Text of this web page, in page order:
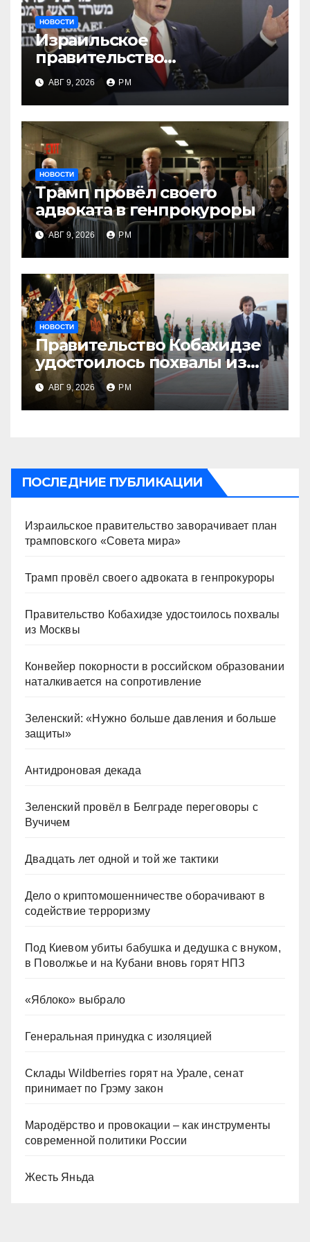
НОВОСТИ
Израильское
правительство
заворачивает план
трамповского «Совета
мира»
АВГ 9, 2026 РМ
НОВОСТИ
Трамп провёл своего
адвоката в генпрокуроры
АВГ 9, 2026 РМ
НОВОСТИ
Правительство Кобахидзе
удостоилось похвалы из
Москвы
АВГ 9, 2026 РМ
ПОСЛЕДНИЕ ПУБЛИКАЦИИ
Израильское правительство заворачивает план
трамповского «Совета мира»
Трамп провёл своего адвоката в генпрокуроры
Правительство Кобахидзе удостоилось похвалы
из Москвы
Конвейер покорности в российском образовании
наталкивается на сопротивление
Зеленский: «Нужно больше давления и больше
защиты»
Антидроновая декада
Зеленский провёл в Белграде переговоры с
Вучичем
Двадцать лет одной и той же тактики
Дело о криптомошенничестве оборачивают в
содействие терроризму
Под Киевом убиты бабушка и дедушка с внуком,
в Поволжье и на Кубани вновь горят НПЗ
«Яблоко» выбрало
Генеральная принудка с изоляцией
Склады Wildberries горят на Урале, сенат
принимает по Грэму закон
Мародёрство и провокации – как инструменты
современной политики России
Жесть Яньда